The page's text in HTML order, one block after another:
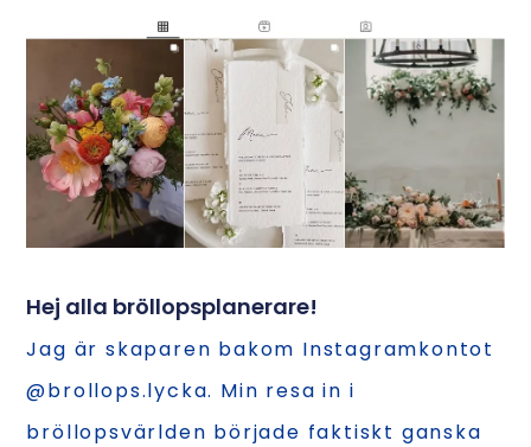
Hej alla bröllopsplanerare!
Jag är skaparen bakom Instagramkontot
@brollops.lycka. Min resa in i
bröllopsvärlden började faktiskt ganska